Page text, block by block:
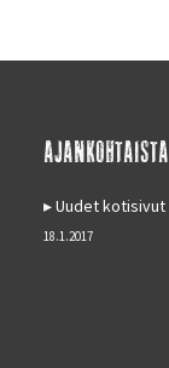
AJANKOHTAISTA
Uudet kotisivut
18.1.2017